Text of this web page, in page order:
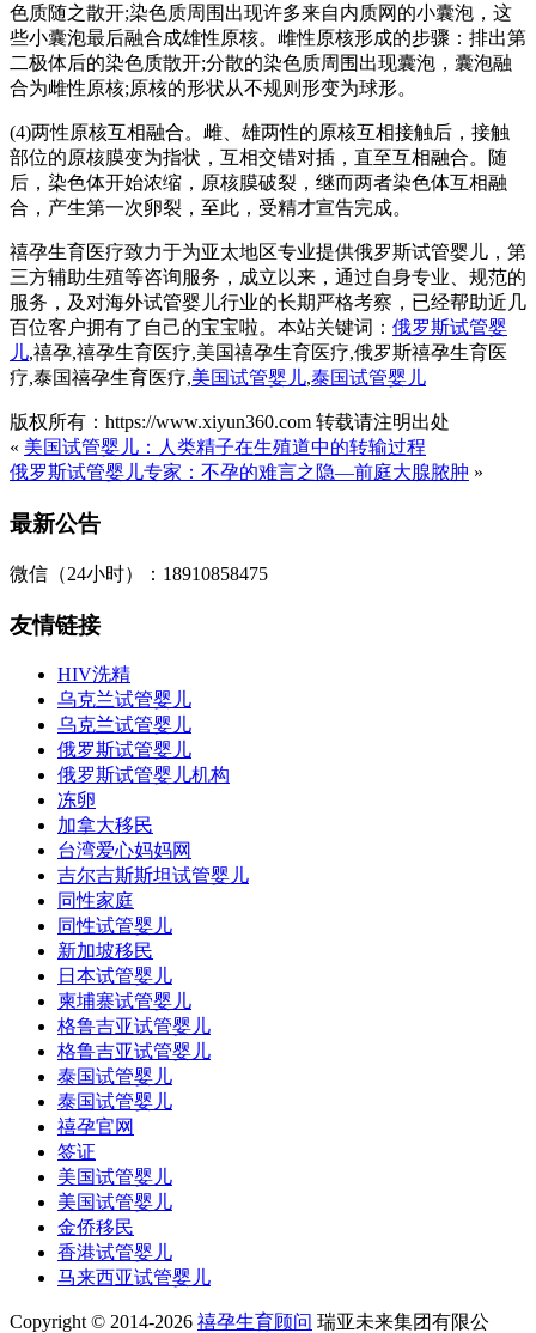
色质随之散开;染色质周围出现许多来自内质网的小囊泡，这
些小囊泡最后融合成雄性原核。雌性原核形成的步骤：排出第
二极体后的染色质散开;分散的染色质周围出现囊泡，囊泡融
合为雌性原核;原核的形状从不规则形变为球形。
(4)两性原核互相融合。雌、雄两性的原核互相接触后，接触
部位的原核膜变为指状，互相交错对插，直至互相融合。随
后，染色体开始浓缩，原核膜破裂，继而两者染色体互相融
合，产生第一次卵裂，至此，受精才宣告完成。
禧孕生育医疗致力于为亚太地区专业提供俄罗斯试管婴儿，第
三方辅助生殖等咨询服务，成立以来，通过自身专业、规范的
服务，及对海外试管婴儿行业的长期严格考察，已经帮助近几
百位客户拥有了自己的宝宝啦。本站关键词： 俄罗斯试管婴
儿,禧孕,禧孕生育医疗,美国禧孕生育医疗,俄罗斯禧孕生育医
疗,泰国禧孕生育医疗,美国试管婴儿,泰国试管婴儿
版权所有：https://www.xiyun360.com 转载请注明出处
« 美国试管婴儿：人类精子在生殖道中的转输过程
俄罗斯试管婴儿专家：不孕的难言之隐—前庭大腺脓肿 »
最新公告
微信（24小时）：18910858475
友情链接
HIV洗精
乌克兰试管婴儿
乌克兰试管婴儿
俄罗斯试管婴儿
俄罗斯试管婴儿机构
冻卵
加拿大移民
台湾爱心妈妈网
吉尔吉斯斯坦试管婴儿
同性家庭
同性试管婴儿
新加坡移民
日本试管婴儿
柬埔寨试管婴儿
格鲁吉亚试管婴儿
格鲁吉亚试管婴儿
泰国试管婴儿
泰国试管婴儿
禧孕官网
签证
美国试管婴儿
美国试管婴儿
金侨移民
香港试管婴儿
马来西亚试管婴儿
Copyright © 2014-2026 禧孕生育顾问 瑞亚未来集团有限公